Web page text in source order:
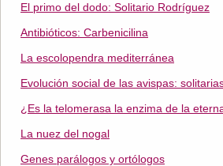
El primo del dodo: Solitario Rodríguez
Antibióticos: Carbenicilina
La escolopendra mediterránea
Evolución social de las avispas:
¿Es la telomerasa la enzima de la
La nuez del nogal
Genes parálogos y ortólogos